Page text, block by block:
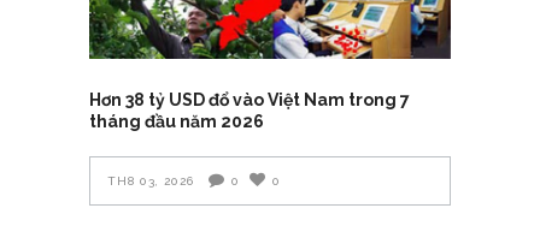
Hơn 38 tỷ USD đổ vào Việt Nam trong 7
tháng đầu năm 2026
TH8 03, 2026 0 0